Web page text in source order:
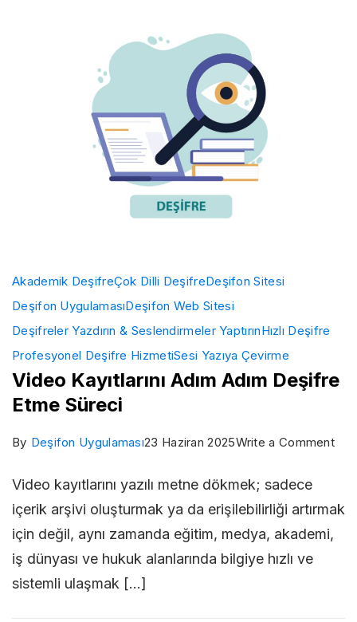
Akademik DeşifreÇok Dilli DeşifreDeşifon Sitesi
Deşifon UygulamasıDeşifon Web Sitesi
Deşifreler Yazdırın & Seslendirmeler YaptırınHızlı Deşifre
Profesyonel Deşifre HizmetiSesi Yazıya Çevirme
Video Kayıtlarını Adım Adım Deşifre
Etme Süreci
By Deşifon Uygulaması23 Haziran 2025Write a Commenton
Video kayıtlarını yazılı metne dökmek; sadece
içerik arşivi oluşturmak ya da erişilebilirliği artırmak
için değil, aynı zamanda eğitim, medya, akademi,
iş dünyası ve hukuk alanlarında bilgiye hızlı ve
sistemli ulaşmak […]